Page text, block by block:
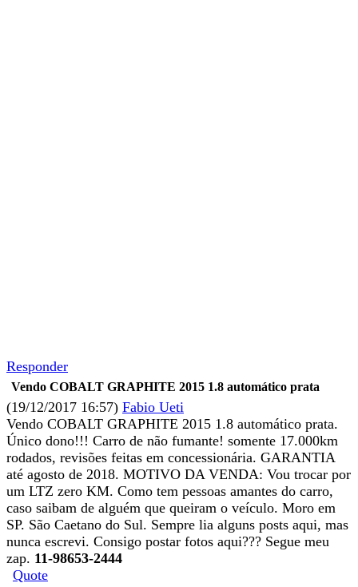
Responder
Vendo COBALT GRAPHITE 2015 1.8 automático prata
(19/12/2017 16:57) Fabio Ueti
Vendo COBALT GRAPHITE 2015 1.8 automático prata.
Único dono!!! Carro de não fumante! somente 17.000km
rodados, revisões feitas em concessionária. GARANTIA
até agosto de 2018. MOTIVO DA VENDA: Vou trocar por
um LTZ zero KM. Como tem pessoas amantes do carro,
caso saibam de alguém que queiram o veículo. Moro em
SP. São Caetano do Sul. Sempre lia alguns posts aqui, mas
nunca escrevi. Consigo postar fotos aqui??? Segue meu
zap. 11-98653-2444
Quote